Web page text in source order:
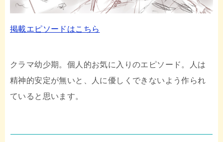
掲載エピソードはこちら
クラマ幼少期。個人的お気に入りのエピソード。人は
精神的安定が無いと、人に優しくできないよう作られ
ていると思います。